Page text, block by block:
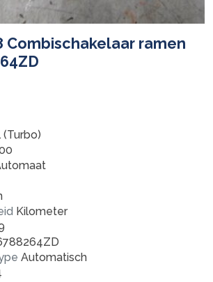
Combischakelaar ramen
(Turbo)
Kilometer
Automatisch